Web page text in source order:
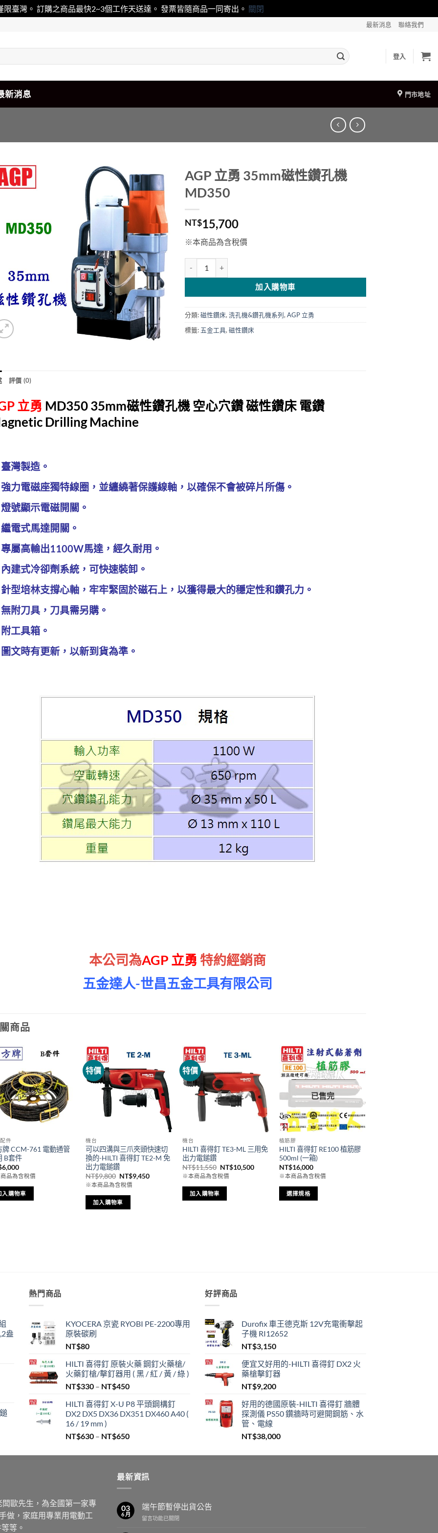
臺灣。 訂購之商品最快2~3個工作天送達。 發票皆隨商品一同寄出。 關閉
最新消息 聯絡我們
登入
新消息 門市地址
AGP 立勇 35mm磁性鑽孔機
MD350
NT$15,700
※本商品為含稅價
加入購物車
分類:磁性鑽床,洗孔機&鑽孔機系列,AGP 立勇
標籤: 五金工具,磁性鑽床
評價 (0)
立勇 MD350 35mm磁性鑽孔機 空心穴鑽磁性鑽床 電鑽
Drilling Machine
灣製造。
力電磁座獨特線圈，並纏繞著保護線軸，以確保不會被碎片所傷。
號顯示電磁開關。
電式馬達開關。
屬高輸出1100W馬達，經久耐用。
建式冷卻劑系統，可快速裝卸。
型培林支撐心軸，牢牢緊固於磁石上，以獲得最大的穩定性和鑽孔力。
附刀具，刀具需另購。
工具箱。
文時有更新，以新到貨為準。
本公司為AGP 立勇 特約經銷商
五金達人-世昌五金工具有限公司
商品
件
牌 CCM-761 電動通管
B套件
6,000
品為含稅價
入購物車
特價
機台
可以四溝與三爪夾頭快速切
換的-HILTI 喜得釘 TE2-M 免
出力電鎚鑽
NT$9,800 原
始
價
格：
NT$9,800。
NT$9,450目
NT$9,450。
※本商品為含稅價
加入購物車
特價
機台
HILTI 喜得釘 TE3-ML 三用免
出力電鎚鑽
NT$11,550 原
始
價
格：
NT$10,500目
NT$10,500。
※本商品為含稅價
加入購物車
已售完
植筋膠
HILTI 喜得釘 RE100 植筋膠
500ml (一箱)
NT$16,000
※本商品為含稅價
選擇規格
品
選
擇
盎
熱門商品
KYOCERA 京瓷 RYOBI PE-2200專用
原裝碳刷
NT$80
HILTI 喜得釘 原裝火藥 鋼釘火藥槍/
火藥釘槍/擊釘器用 ( 黑 / 紅 / 黃 / 綠 )
NT$330 – NT$450價
範
圍：
到
HILTI 喜得釘 X-U P8 平頭鋼構釘
DX2 DX5 DX36 DX351 DX460 A40 (
16 / 19 mm )
NT$630 – NT$650價
範
NT$630
到
好評商品
Durofix 車王德克斯 12V充電衝擊起
子機 RI12652
NT$3,150
便宜又好用的-HILTI 喜得釘 DX2 火
藥槍擊釘器
NT$9,200
好用的德國原裝-HILTI 喜得釘 牆體
探測儀 PS50 鑽牆時可避開鋼筋、水
管、電線
NT$38,000
歐先生，為全國第一家專
做，家庭用專業用電動工
等。
最新資訊
03
6 月
端午節暫停出貨公告
在
留言功能已關閉